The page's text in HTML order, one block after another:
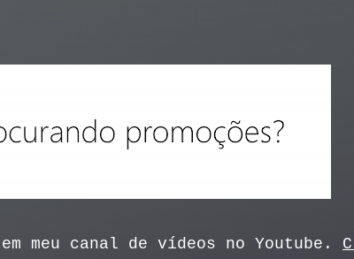
em meu canal de vídeos no Youtube.